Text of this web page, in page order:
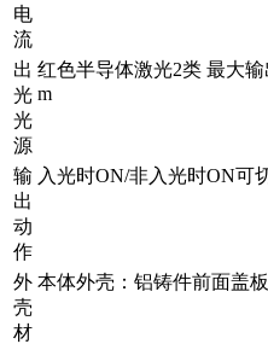
电
流
出
光
光
源
红色半导体激光2类 最大
m
输
出
动
作
入光时ON/非入光时ON可
外
壳
材
本体外壳：铝铸件前面盖